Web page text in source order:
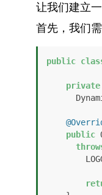
让我们建立
首先，我们
public
private
public